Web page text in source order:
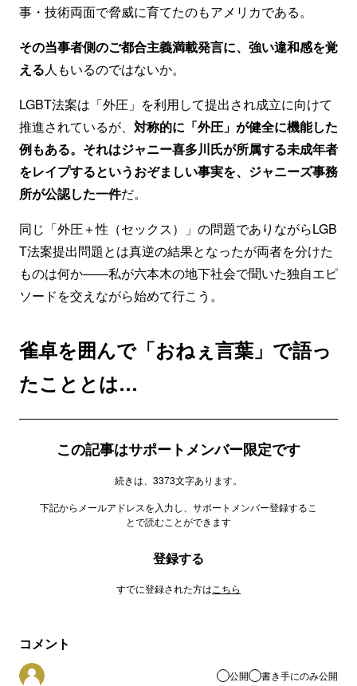
事・技術両面で脅威に育てたのもアメリカである。
その当事者側のご都合主義満載発言に、強い違和感を覚
える人もいるのではないか。
LGBT法案は「外圧」を利用して提出され成立に向けて
推進されているが、 対称的に「外圧」が健全に機能した
例もある。それはジャニー喜多川氏が所属する未成年者
をレイプするというおぞましい事実を、ジャニーズ事務
所が公認した一件だ。
同じ「外圧＋性（セックス）」の問題でありながらLGB
T法案提出問題とは真逆の結果となったが両者を分けた
ものは何か――私が六本木の地下社会で聞いた独自エピ
ソードを交えながら始めて行こう。
雀卓を囲んで「おねぇ言葉」で語っ
たこととは…
この記事はサポートメンバー限定です
続きは、3373文字あります。
下記からメールアドレスを入力し、サポートメンバー登録するこ
とで読むことができます
登録する
すでに登録された方は こちら
コメント
公開 書き手にのみ公開